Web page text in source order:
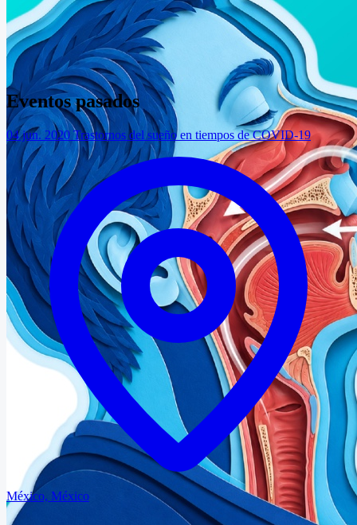
Eventos pasados
04 jun. 2020 Trastornos del sueño en tiempos de COVID-19
México, México